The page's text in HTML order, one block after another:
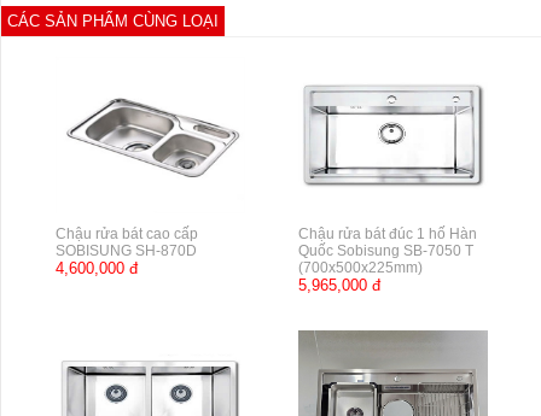
CÁC SẢN PHẨM CÙNG LOẠI
Chậu rửa bát cao cấp
SOBISUNG SH-870D
4,600,000 đ
Chậu rửa bát đúc 1 hố Hàn
Quốc Sobisung SB-7050 T
(700x500x225mm)
5,965,000 đ